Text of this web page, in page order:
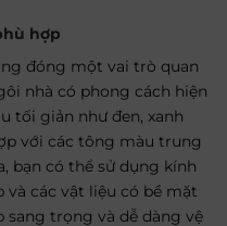
hợp
đóng một vai trò quan
nhà có phong cách hiện
tối giản như đen, xanh
với các tông màu trung
bạn có thể sử dụng kính
các vật liệu có bề mặt
sang trọng và dễ dàng vệ